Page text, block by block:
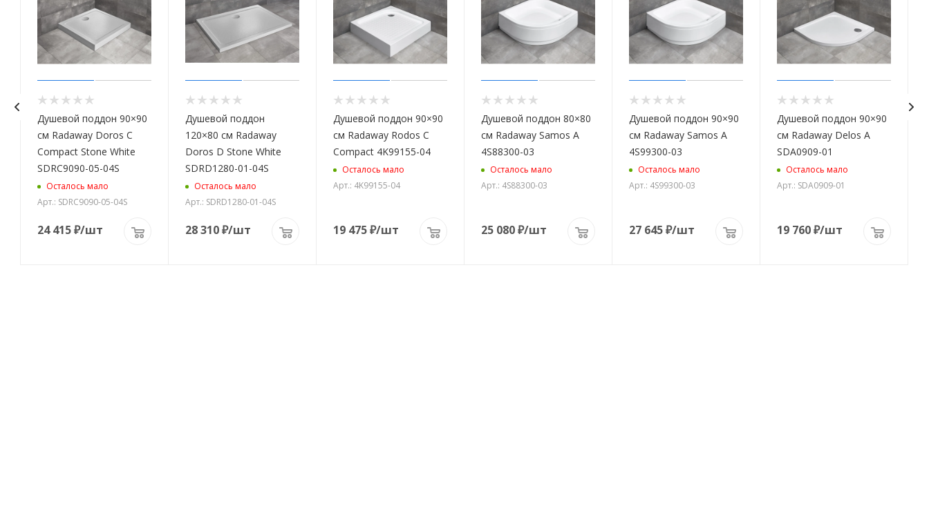
Душевой поддон 90×90
см Radaway Doros C
Compact Stone White
SDRC9090-05-04S
Осталось мало
Арт.: SDRC9090-05-04S
24 415₽/шт
Душевой поддон
120×80 см Radaway
Doros D Stone White
SDRD1280-01-04S
Осталось мало
Арт.: SDRD1280-01-04S
28 310₽/шт
Душевой поддон 90×90
см Radaway Rodos C
Compact 4K99155-04
Осталось мало
Арт.: 4K99155-04
19 475₽/шт
Душевой поддон 80×80
см Radaway Samos A
4S88300-03
Осталось мало
Арт.: 4S88300-03
25 080₽/шт
Душевой поддон 90×90
см Radaway Samos A
4S99300-03
Осталось мало
Арт.: 4S99300-03
27 645₽/шт
Душевой поддон 90×90
см Radaway Delos A
SDA0909-01
Осталось мало
Арт.: SDA0909-01
19 760₽/шт